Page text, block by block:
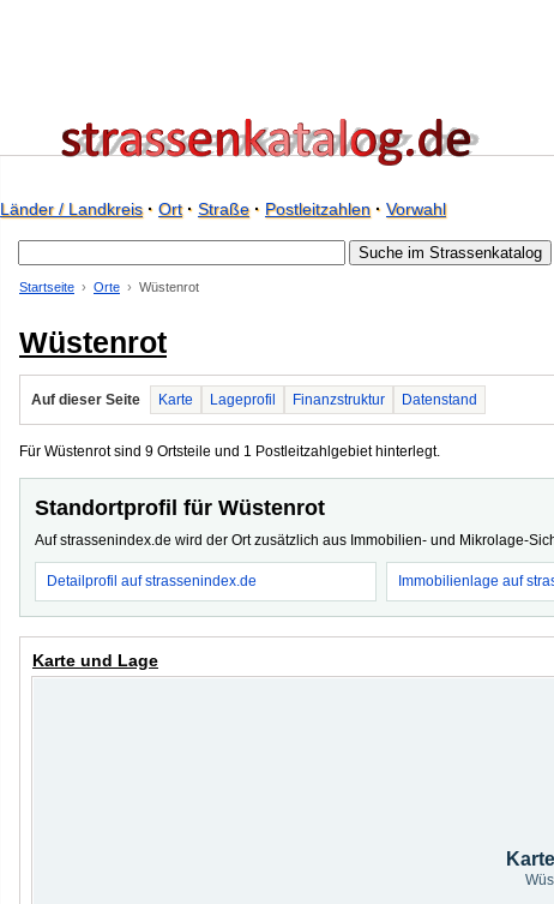
Länder / Landkreis· Ort· Straße· Postleitzahlen· Vorwahl
Startseite Orte Wüstenrot
Wüstenrot
Auf dieser Seite Karte Lageprofil Finanzstruktur Datenstand
Für Wüstenrot sind 9 Ortsteile und 1 Postleitzahlgebiet hinterlegt.
Standortprofil für Wüstenrot
Auf strassenindex.de wird der Ort zusätzlich aus Immobilien- und Mikrolage-
Detailprofil auf strassenindex.de Immobilienlage auf
Karte und Lage